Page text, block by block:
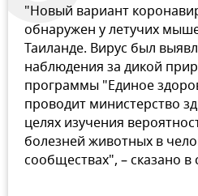
"Новый вариант
обнаружен у летучих
Таиланде. Вирус был
наблюдения за дикой
программы "Единое
проводит министерство
целях изучения
болезней животных в
сообществах", – сказано